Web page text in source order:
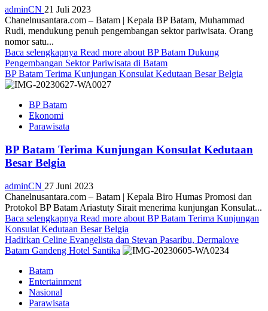
adminCN 21 Juli 2023
Chanelnusantara.com – Batam | Kepala BP Batam, Muhammad
Rudi, mendukung penuh pengembangan sektor pariwisata. Orang
nomor satu...
Baca selengkapnya Read more about BP Batam Dukung
Pengembangan Sektor Pariwisata di Batam
BP Batam Terima Kunjungan Konsulat Kedutaan Besar Belgia
BP Batam
Ekonomi
Parawisata
BP Batam Terima Kunjungan Konsulat Kedutaan
Besar Belgia
adminCN 27 Juni 2023
Chanelnusantara.com – Batam | Kepala Biro Humas Promosi dan
Protokol BP Batam Ariastuty Sirait menerima kunjungan Konsulat...
Baca selengkapnya Read more about BP Batam Terima Kunjungan
Konsulat Kedutaan Besar Belgia
Hadirkan Celine Evangelista dan Stevan Pasaribu, Dermalove
Batam Gandeng Hotel Santika
Batam
Entertainment
Nasional
Parawisata